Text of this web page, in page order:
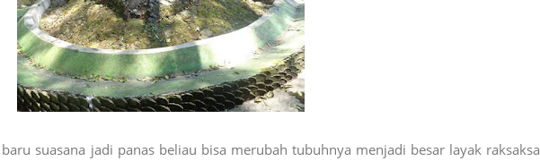
suasana jadi panas beliau bisa merubah tubuhnya menjadi besar layak raksaksa